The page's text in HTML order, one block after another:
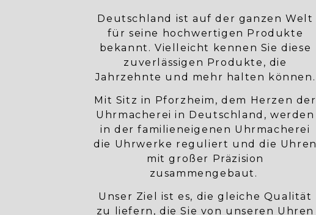
Deutschland ist auf der ganzen Welt
für seine hochwertigen Produkte
bekannt. Vielleicht kennen Sie diese
zuverlässigen Produkte, die
Jahrzehnte und mehr halten können.
Mit Sitz in Pforzheim, dem Herzen der
Uhrmacherei in Deutschland, werden
in der familieneigenen Uhrmacherei
die Uhrwerke reguliert und die Uhren
mit großer Präzision
zusammengebaut.
Unser Ziel ist es, die gleiche Qualität
zu liefern, die Sie von unseren Uhren